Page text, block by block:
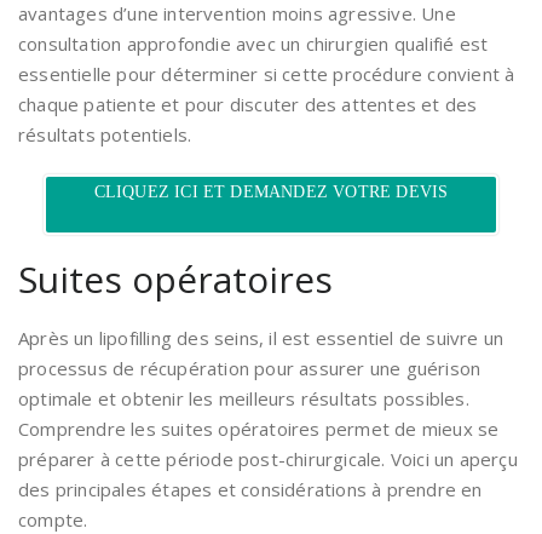
avantages d’une intervention moins agressive. Une
consultation approfondie avec un chirurgien qualifié est
essentielle pour déterminer si cette procédure convient à
chaque patiente et pour discuter des attentes et des
résultats potentiels.
CLIQUEZ ICI ET DEMANDEZ VOTRE DEVIS
Suites opératoires
Après un lipofilling des seins, il est essentiel de suivre un
processus de récupération pour assurer une guérison
optimale et obtenir les meilleurs résultats possibles.
Comprendre les suites opératoires permet de mieux se
préparer à cette période post-chirurgicale. Voici un aperçu
des principales étapes et considérations à prendre en
compte.